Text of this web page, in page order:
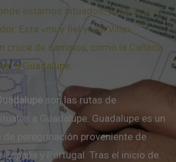
estamos situados, y todos los
Esta «muy fiel y leal Villa»
cruce de caminos, como la Cañada
a Guadalupe.
son las rutas de
a Guadalupe. Guadalupe es un
de peregrinación proveniente de
y Portugal. Tras el inicio de